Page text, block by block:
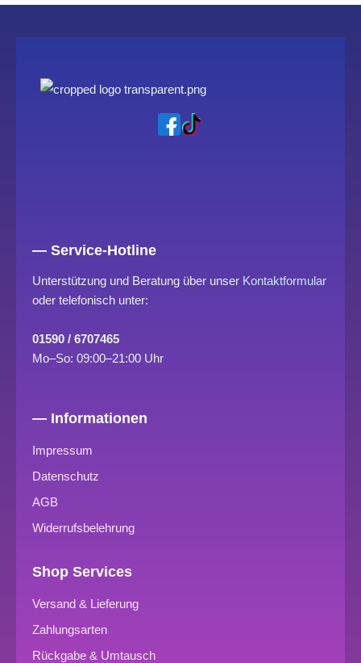
— Service-Hotline
Unterstützung und Beratung über unser Kontaktformular
oder telefonisch unter:
01590 / 6707465
Mo–So: 09:00–21:00 Uhr
— Informationen
Impressum
Datenschutz
AGB
Widerrufsbelehrung
Shop Services
Versand & Lieferung
Zahlungsarten
Rückgabe & Umtausch